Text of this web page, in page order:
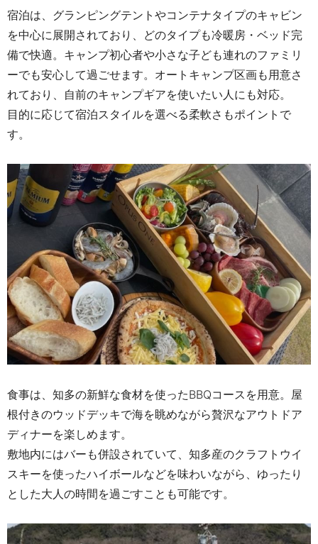
宿泊は、グランピングテントやコンテナタイプのキャビン
を中心に展開されており、どのタイプも冷暖房・ベッド完
備で快適。キャンプ初心者や小さな子ども連れのファミリ
ーでも安心して過ごせます。オートキャンプ区画も用意さ
れており、自前のキャンプギアを使いたい人にも対応。
目的に応じて宿泊スタイルを選べる柔軟さもポイントで
す。
食事は、知多の新鮮な食材を使ったBBQコースを用意。屋
根付きのウッドデッキで海を眺めながら贅沢なアウトドア
ディナーを楽しめます。
敷地内にはバーも併設されていて、知多産のクラフトウイ
スキーを使ったハイボールなどを味わいながら、ゆったり
とした大人の時間を過ごすことも可能です。